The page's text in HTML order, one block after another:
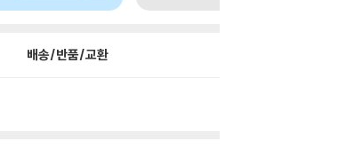
배송/반품/교환